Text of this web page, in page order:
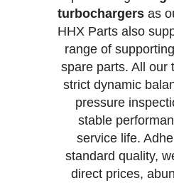
turbochargersas
HHX Parts also
range of
spare parts. All our
strict dynamic
pressure
stable
service life.
standard quality,
direct prices,